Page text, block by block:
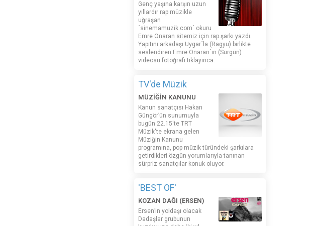
Genç yaşına karşın uzun
yıllardır rap müzikle
uğraşan
´sinemamuzik.com´ okuru
Emre Onaran sitemiz için rap şarkı yazdı.
Yapıtını arkadaşı Uygar´la (Ragyu) birlikte
seslendiren Emre Onaran´ın (Sürgün)
videosu fotoğrafı tıklayınca:
TV'de Müzik
MÜZİĞİN KANUNU
Kanun sanatçısı Hakan
Güngör’ün sunumuyla
bugün 22.15'te TRT
Müzik'te ekrana gelen
Müziğin Kanunu
programına, pop müzik türündeki şarkılara
getirdikleri özgün yorumlarıyla tanınan
sürpriz sanatçılar konuk oluyor.
'BEST OF'
KOZAN DAĞI (ERSEN)
Ersen’in yoldaşı olacak
Dadaşlar grubunun